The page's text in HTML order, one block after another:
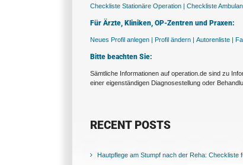
Checkliste Stationäre Operation | Checkliste
Für Ärzte, Kliniken, OP-Zentren und Praxen:
Neues Profil anlegen | Profil ändern | Autorenliste |
Bitte beachten Sie:
Sämtliche Informationen auf operation.de sind zu
einer eigenständigen Diagnosestellung oder
RECENT POSTS
Hautpflege am Stumpf nach der Reha: Checkliste